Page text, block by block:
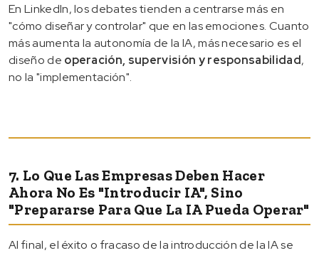
En LinkedIn, los debates tienden a centrarse más en
"cómo diseñar y controlar" que en las emociones. Cuanto
más aumenta la autonomía de la IA, más necesario es el
diseño de operación, supervisión y responsabilidad,
no la "implementación".
7. Lo Que Las Empresas Deben Hacer
Ahora No Es "introducir IA", Sino
"prepararse Para Que La IA Pueda Operar"
Al final, el éxito o fracaso de la introducción de la IA se